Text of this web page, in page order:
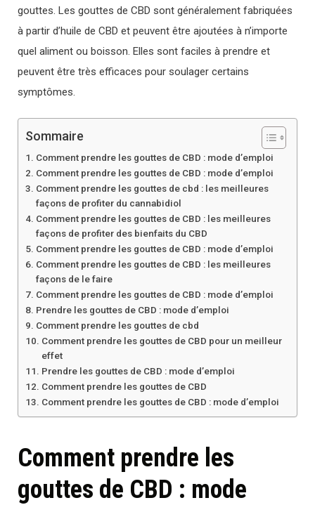
gouttes. Les gouttes de CBD sont généralement fabriquées
à partir d’huile de CBD et peuvent être ajoutées à n’importe
quel aliment ou boisson. Elles sont faciles à prendre et
peuvent être très efficaces pour soulager certains
symptômes.
Sommaire
Comment prendre les gouttes de CBD : mode d’emploi
Comment prendre les gouttes de CBD : mode d’emploi
Comment prendre les gouttes de cbd : les meilleures
façons de profiter du cannabidiol
Comment prendre les gouttes de CBD : les meilleures
façons de profiter des bienfaits du CBD
Comment prendre les gouttes de CBD : mode d’emploi
Comment prendre les gouttes de CBD : les meilleures
façons de le faire
Comment prendre les gouttes de CBD : mode d’emploi
Prendre les gouttes de CBD : mode d’emploi
Comment prendre les gouttes de cbd
Comment prendre les gouttes de CBD pour un meilleur
effet
Prendre les gouttes de CBD : mode d’emploi
Comment prendre les gouttes de CBD
Comment prendre les gouttes de CBD : mode d’emploi
Comment prendre les
gouttes de CBD : mode